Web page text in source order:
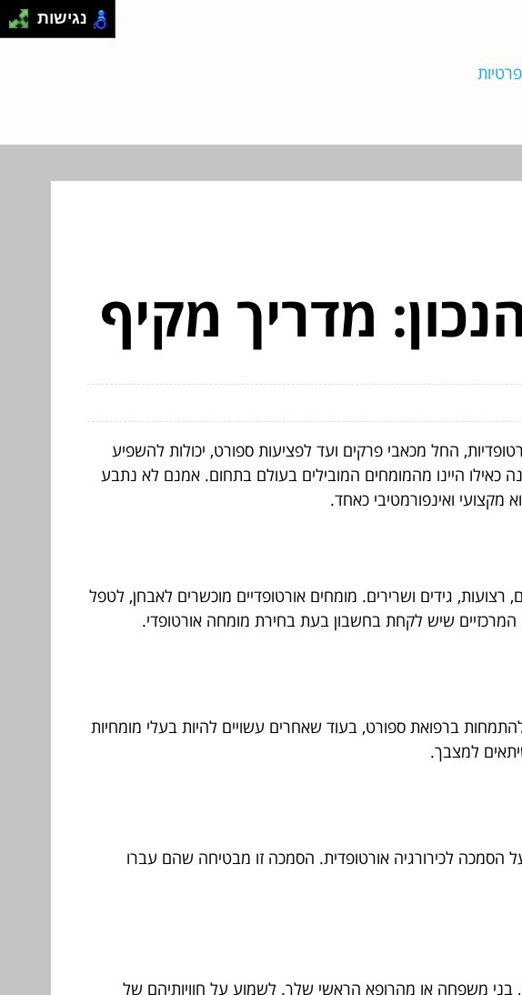
מדריך מקיף
החל מכאבי פרקים ועד לפציעות ספורט, יכולות להשפיע
כאילו היינו מהמומחים המובילים בעולם בתחום. אמנם לא נתבע
מקצועי ואינפורמטיבי כאחד.
גידים ושרירים. מומחים אורטופדיים מוכשרים לאבחן, לטפל
המרכזיים שיש לקחת בחשבון בעת בחירת מומחה אורטופדי.
ברפואת ספורט, בעוד שאחרים עשויים להיות בעלי מומחיות
למצבך.
הסמכה לכירורגיה אורטופדית. הסמכה זו מבטיחה שהם עברו
בני משפחה או מהרופא הראשי שלך. לשמוע על חוויותיהם של
נגישות